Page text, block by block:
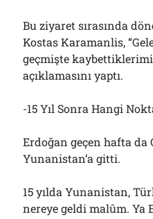
Bu ziyaret sırasında
Kostas Karamanlis,
geçmişte
açıklamasını yaptı.
-15 Yıl Sonra Hangi
Erdoğan geçen hafta da
Yunanistan’a gitti.
15 yılda Yunanistan,
nereye geldi malûm. Ya